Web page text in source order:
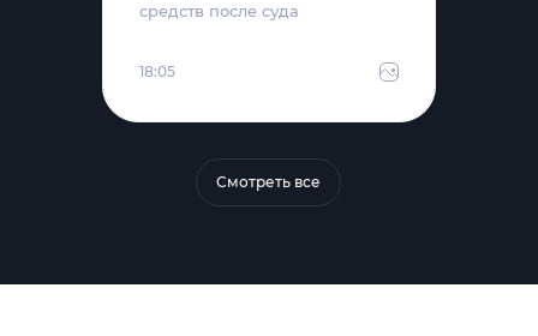
средств после суда
18:05
Смотреть все